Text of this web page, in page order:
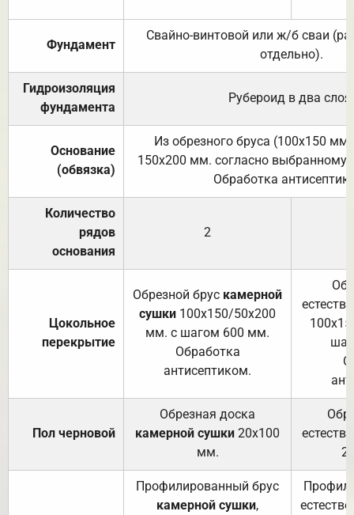
Фундамент
Свайно-винтовой или ж/б сваи
отдельно).
Гидроизоляция
фундамента
Рубероид в два слоя.
Основание
(обвязка)
Из обрезного бруса (100х150
150х200 мм. согласно выбранному
Обработка
Количество
рядов
основания
2
Цокольное
перекрытие
Обрезной брус камерной
сушки 100х150/50х200
мм. с шагом 600 мм.
Обработка
антисептиком.
Пол черновой
Обрезная доска
камерной сушки 20х100
мм.
Профилированный брус
камерной сушки,